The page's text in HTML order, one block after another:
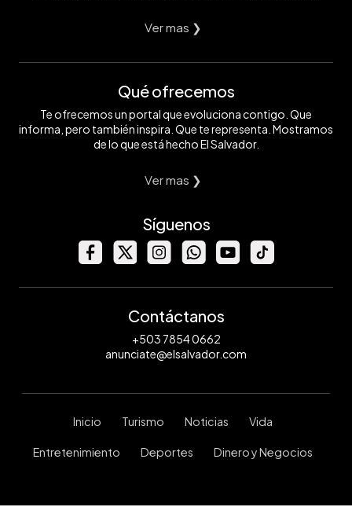
Ver mas ❯
Qué ofrecemos
Te ofrecemos un portal que evoluciona contigo. Que
informa, pero también inspira. Que te representa. Mostramos
de lo que está hecho El Salvador.
Ver mas ❯
Síguenos
Contáctanos
+503 7854 0662
anunciate@elsalvador.com
Inicio Turismo Noticias Vida
Entretenimiento Deportes Dinero y Negocios